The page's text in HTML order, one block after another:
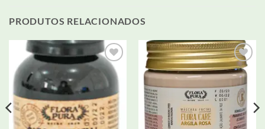
PRODUTOS RELACIONADOS
Adicionar
aos meus
desejos
Adicionar
aos meus
desejos